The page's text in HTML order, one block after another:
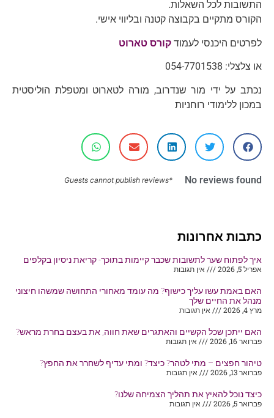
כתבות אחרונות
איך לפתוח שער לתשובות שכבר קיימות בתוכך- קריאת ניסיון בקלפים
אפריל 5, 2026
אין תגובות
האם באמת עשו עליך כישוף? מה עומד מאחורי התחושה שמשהו חיצוני
מנהל את החיים שלך
מרץ 4, 2026
אין תגובות
האם ייתכן שכל הקשיים והאתגרים שאת חווה, את בעצם בחרת מראש?
פברואר 16, 2026
אין תגובות
טיהור חפצים – מתי לטהר? כיצד? ומתי עדיף לשחרר את החפץ?
פברואר 13, 2026
אין תגובות
כיצד נוכל להאיץ את תהליך הצמיחה שלנו?
פברואר 5, 2026
אין תגובות
התשובות לכל השאלות.
הקורס מתקיים בקבוצה קטנה ובליווי אישי.
לפרטים היכנסי לעמוד קורס טארוט
או צלצלי: 054-7701538
נכתב על ידי מור שנדרוב, מורה לטארוט ומטפלת הוליסטית
במכון ללימודי רוחניות
No reviews found
*Guests cannot publish reviews